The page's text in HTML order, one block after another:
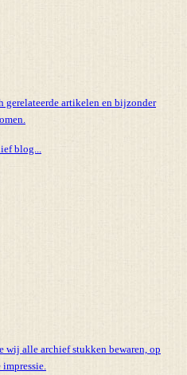
gerelateerde artikelen en bijzonder
blog...
wij alle archief stukken bewaren, op